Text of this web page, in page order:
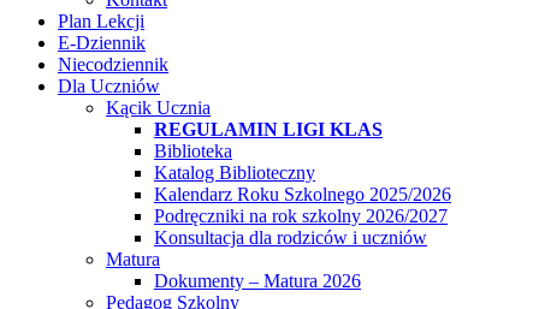
Plan Lekcji
E-Dziennik
Niecodziennik
Dla Uczniów
Kącik Ucznia
REGULAMIN LIGI KLAS
Biblioteka
Katalog Biblioteczny
Kalendarz Roku Szkolnego 2025/2026
Podręczniki na rok szkolny 2026/2027
Konsultacja dla rodziców i uczniów
Matura
Dokumenty – Matura 2026
Pedagog Szkolny